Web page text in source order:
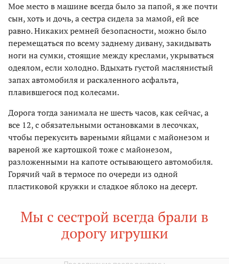
Мое место в машине всегда было за папой, я же почти
сын, хоть и дочь, а сестра сидела за мамой, ей все
равно. Никаких ремней безопасности, можно было
перемещаться по всему заднему дивану, закидывать
ноги на сумки, стоящие между креслами, укрываться
одеялом, если холодно. Вдыхать густой маслянистый
запах автомобиля и раскаленного асфальта,
плавившегося под колесами.
Дорога тогда занимала не шесть часов, как сейчас, а
все 12, с обязательными остановками в лесочках,
чтобы перекусить вареными яйцами с майонезом и
вареной же картошкой тоже с майонезом,
разложенными на капоте остывающего автомобиля.
Горячий чай в термосе по очереди из одной
пластиковой кружки и сладкое яблоко на десерт.
Мы с сестрой всегда брали в
дорогу игрушки